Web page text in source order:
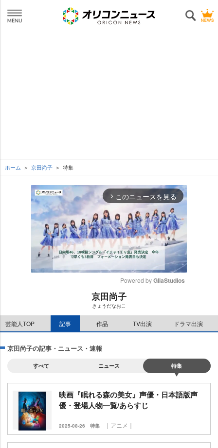
ホーム 京田尚子 特集
arrow_forward_ios このニュースを見る
Powered by GliaStudios
京田尚子
きょうだなおこ
芸能人TOP 記事 作品 TV出演 ドラマ出演
京田尚子の記事・ニュース・速報
すべて ニュース 特集
映画『眠れる森の美女』声優・日本語版声
優・登場人物一覧/あらすじ
2025-08-26 特集 ｜アニメ｜